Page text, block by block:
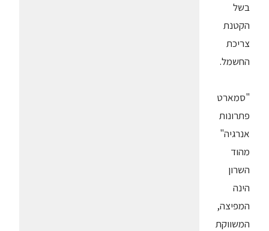
בשל
הקטנת
צריכת
החשמל.
"סמארט
פתרונות
אנרגיה"
מהוד
השרון
הינה
המפיצה,
המשווקת